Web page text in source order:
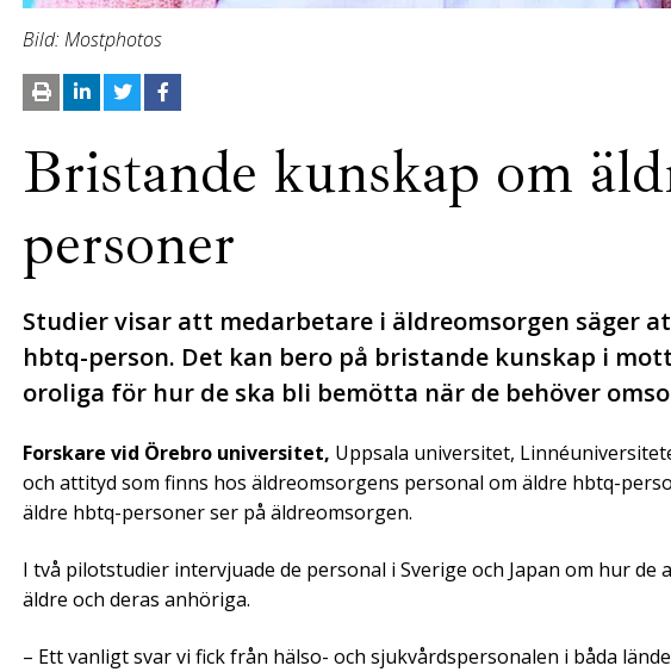
Bild: Mostphotos
Bristande kunskap om
personer
Studier visar att medarbetare i äldreomsorgen säger
hbtq-person. Det kan bero på bristande kunskap i
oroliga för hur de ska bli bemötta när de behöver
Forskare vid Örebro universitet, Uppsala universitet,
och attityd som finns hos äldreomsorgens personal om äldre hbtq-
äldre hbtq-personer ser på äldreomsorgen.
I två pilotstudier intervjuade de personal i Sverige och Japan om hur
äldre och deras anhöriga.
– Ett vanligt svar vi fick från hälso- och sjukvårdspersonalen i båda